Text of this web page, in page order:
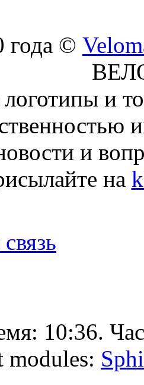
года ©
и
и
на
10:36.